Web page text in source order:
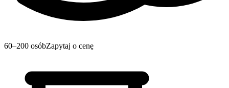
60–200 osóbZapytaj o cenę